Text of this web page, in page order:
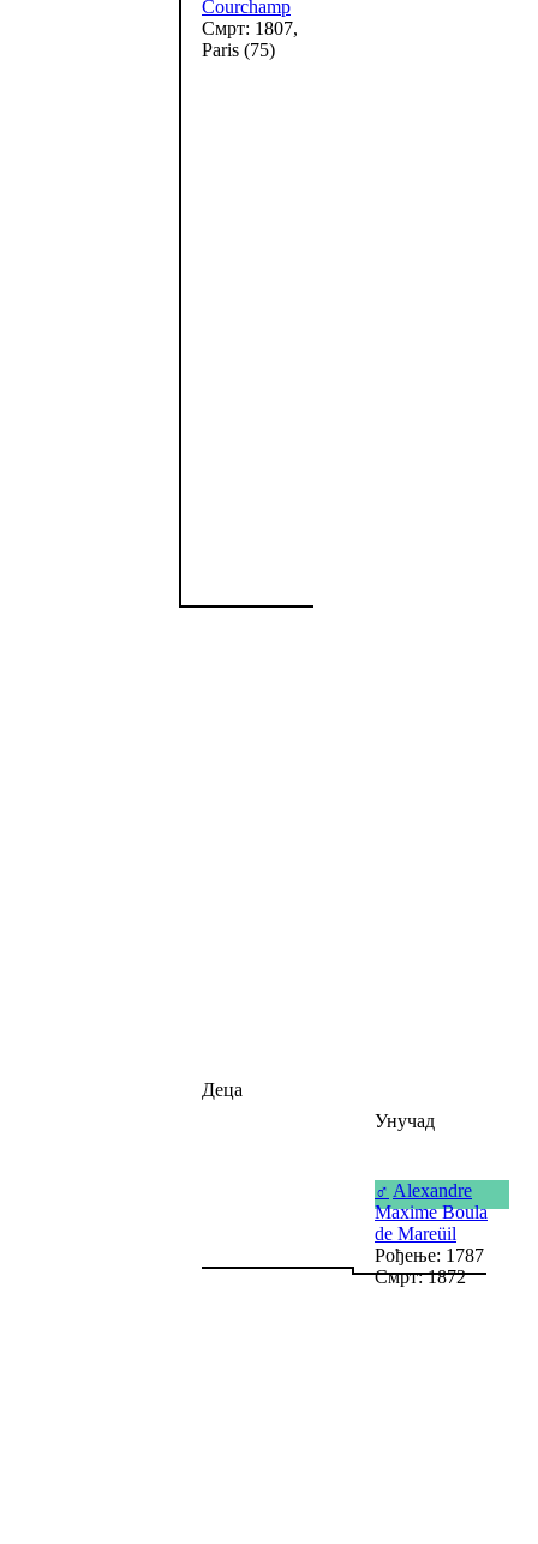
Courchamp
Смрт: 1807,
Paris (75)
Деца
Унучад
♂ Alexandre
Maxime Boula
de Mareüil
Рођење: 1787
Смрт: 1872